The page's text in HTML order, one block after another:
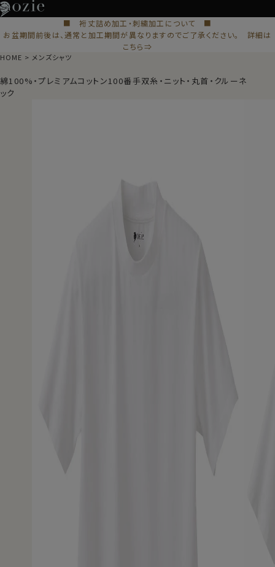
■ 裄丈詰め加工・刺繍加工について ■
お盆期間前後は、通常と加工期間が異なりますのでご了承ください。 詳細は
こちら⇒
HOME メンズシャツ
綿100%・プレミアムコットン100番手双糸・ニット・丸首・クルーネ
ック